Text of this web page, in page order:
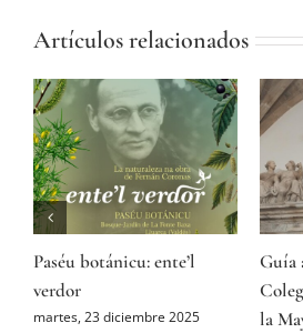
Artículos relacionados
Paséu botánicu: ente’l
verdor
martes, 23 diciembre 2025
Guía
la